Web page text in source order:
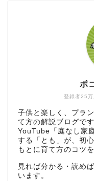
登録者25
ポ
子供と楽しく、プラ
て方の解説ブログです
YouTube「庭なし家
する「とも」が、初
もとに育て方のコツ
見れば分かる・読め
います。